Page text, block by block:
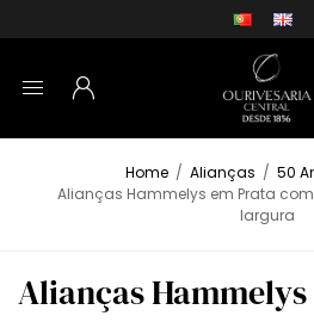
Home / Alianças / 50
Alianças Hammelys em Prata
largura
Alianças